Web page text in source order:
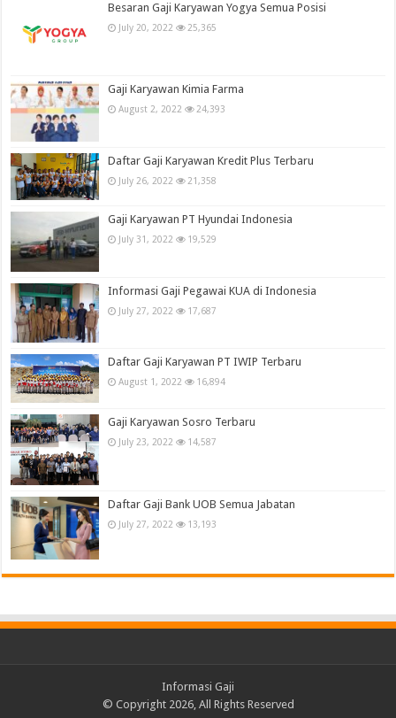
Besaran Gaji Karyawan Yogya Semua Posisi
July 20, 2022 25,365
Gaji Karyawan Kimia Farma
August 2, 2022 24,393
Daftar Gaji Karyawan Kredit Plus Terbaru
July 26, 2022 21,358
Gaji Karyawan PT Hyundai Indonesia
July 31, 2022 19,529
Informasi Gaji Pegawai KUA di Indonesia
July 27, 2022 17,687
Daftar Gaji Karyawan PT IWIP Terbaru
August 1, 2022 16,894
Gaji Karyawan Sosro Terbaru
July 23, 2022 14,587
Daftar Gaji Bank UOB Semua Jabatan
July 27, 2022 13,193
Informasi Gaji
© Copyright 2026, All Rights Reserved